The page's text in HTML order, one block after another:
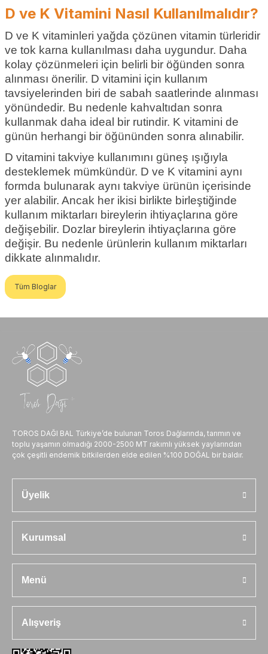
D ve K Vitamini Nasıl Kullanılmalıdır?
D ve K vitaminleri yağda çözünen vitamin türleridir
ve tok karna kullanılması daha uygundur. Daha
kolay çözünmeleri için belirli bir öğünden sonra
alınması önerilir. D vitamini için kullanım
tavsiyelerinden biri de sabah saatlerinde alınması
yönündedir. Bu nedenle kahvaltıdan sonra
kullanmak daha ideal bir rutindir. K vitamini de
günün herhangi bir öğününden sonra alınabilir.
D vitamini takviye kullanımını güneş ışığıyla
desteklemek mümkündür. D ve K vitamini aynı
formda bulunarak aynı takviye ürünün içerisinde
yer alabilir. Ancak her ikisi birlikte birleştiğinde
kullanım miktarları bireylerin ihtiyaçlarına göre
değişebilir. Dozlar bireylerin ihtiyaçlarına göre
değişir. Bu nedenle ürünlerin kullanım miktarları
dikkate alınmalıdır.
Tüm Bloglar
TOROS DAĞI BAL Türkiye’de bulunan Toros Dağlarında, tarımın ve
toplu yaşamın olmadığı 2000-2500 MT rakımlı yüksek yaylarından
çok çeşitli endemik bitkilerden elde edilen %100 DOĞAL bir baldır.
Üyelik
Kurumsal
Menü
Alışveriş